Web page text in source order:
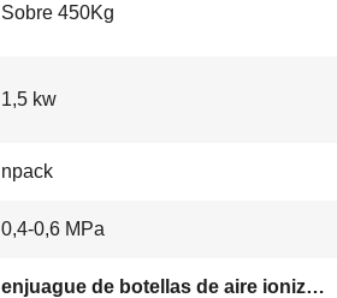
Sobre 450Kg
1,5 kw
npack
0,4-0,6 MPa
enjuague de botellas de aire ionizado